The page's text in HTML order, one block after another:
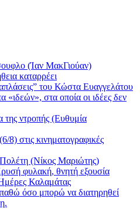
(Ίαν ΜακΓιούαν)
καταρρέει
του Κώστα Ευαγγελάτου
«ιδεών», στα οποία οι ιδέες δεν
της ντροπής (Ευθυμία
8) στις κινηματογραφικές
(Νίκος Μαριώτης)
φυλακή, θνητή εξουσία
Καλαμάτας
όσο μπορώ να διατηρηθεί